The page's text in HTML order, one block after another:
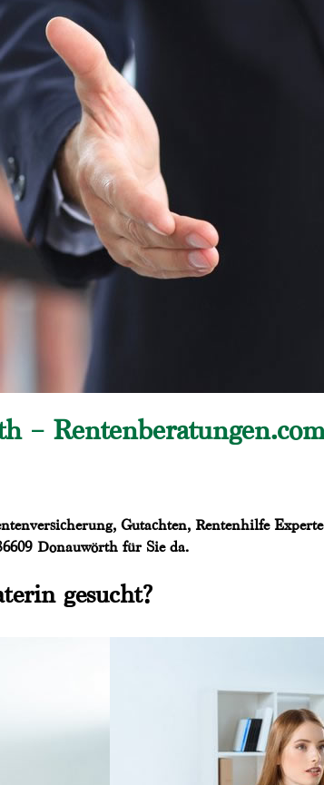
–
Gutachten, Rentenhilfe
Donauwörth für Sie da.
gesucht?